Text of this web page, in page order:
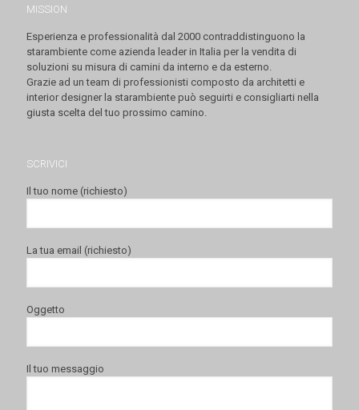
MISSION
Esperienza e professionalità dal 2000 contraddistinguono la
starambiente come azienda leader in Italia per la vendita di
soluzioni su misura di camini da interno e da esterno.
Grazie ad un team di professionisti composto da architetti e
interior designer la starambiente può seguirti e consigliarti nella
giusta scelta del tuo prossimo camino.
SCRIVICI
Il tuo nome (richiesto)
La tua email (richiesto)
Oggetto
Il tuo messaggio